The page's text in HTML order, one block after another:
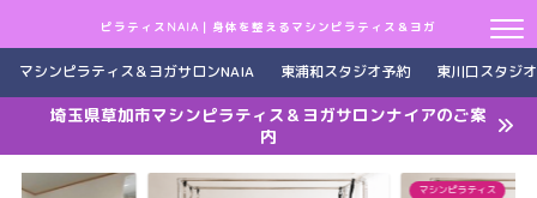
ピラティスNAIA｜身体を整えるマシンピラティス＆ヨガ
マシンピラティス＆ヨガサロンNAIA 東浦和スタジオ予約 東川口スタジ
埼玉県草加市マシンピラティス＆ヨガサロンナイアのご案
内
マシンピラティス